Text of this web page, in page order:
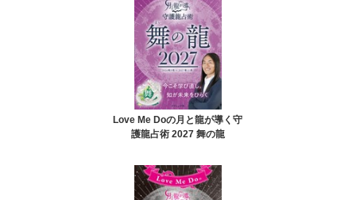
Love Me Doの月と龍が導く守
護龍占術 2027 舞の龍